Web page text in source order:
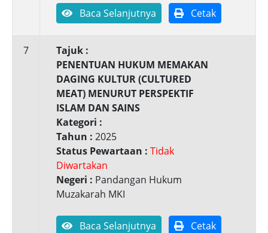
Baca Selanjutnya Cetak
7
Tajuk :
PENENTUAN HUKUM MEMAKAN
DAGING KULTUR (CULTURED
MEAT) MENURUT PERSPEKTIF
ISLAM DAN SAINS
Kategori :
Tahun : 2025
Status Pewartaan : Tidak
Diwartakan
Negeri : Pandangan Hukum
Muzakarah MKI
Baca Selanjutnya Cetak